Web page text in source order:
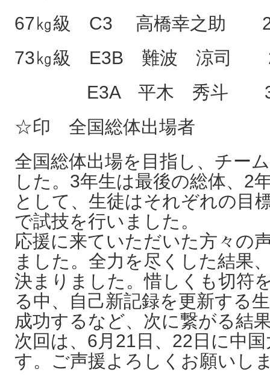
67㎏級 C3 高橋幸之助
73㎏級 E3B 難波 涼司
E3A 平木 秀斗 3
☆印 全国総体出場者
全国総体出場を目指し、チー
した。3年生は最後の総体、2
として、生徒はそれぞれの目
で試技を行いました。
応援に来ていただいた方々の
ました。全力を尽くした結果
決まりました。惜しくも切符
る中、自己新記録を更新する
成功するなど、次に繋がる結
次回は、6月21日、22日に中
す。ご声援よろしくお願いし